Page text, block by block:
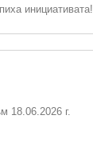
инициативата!
г.